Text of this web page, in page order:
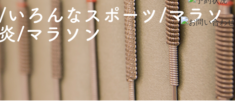
ろんなスポーツ/マラソ
/マラソン